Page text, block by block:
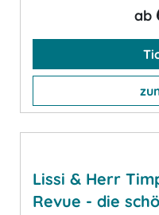
ab
Lissi & Herr
Revue - die